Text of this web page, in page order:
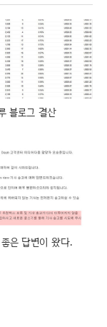
블로그 결산
은 답변이 왔다.